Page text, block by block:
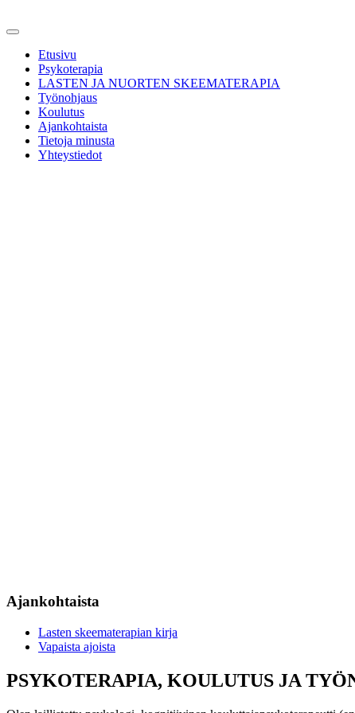
Etusivu
Psykoterapia
LASTEN JA NUORTEN SKEEMATERAPIA
Työnohjaus
Koulutus
Ajankohtaista
Tietoja minusta
Yhteystiedot
Ajankohtaista
Lasten skeematerapian kirja
Vapaista ajoista
PSYKOTERAPIA, KOULUTUS JA